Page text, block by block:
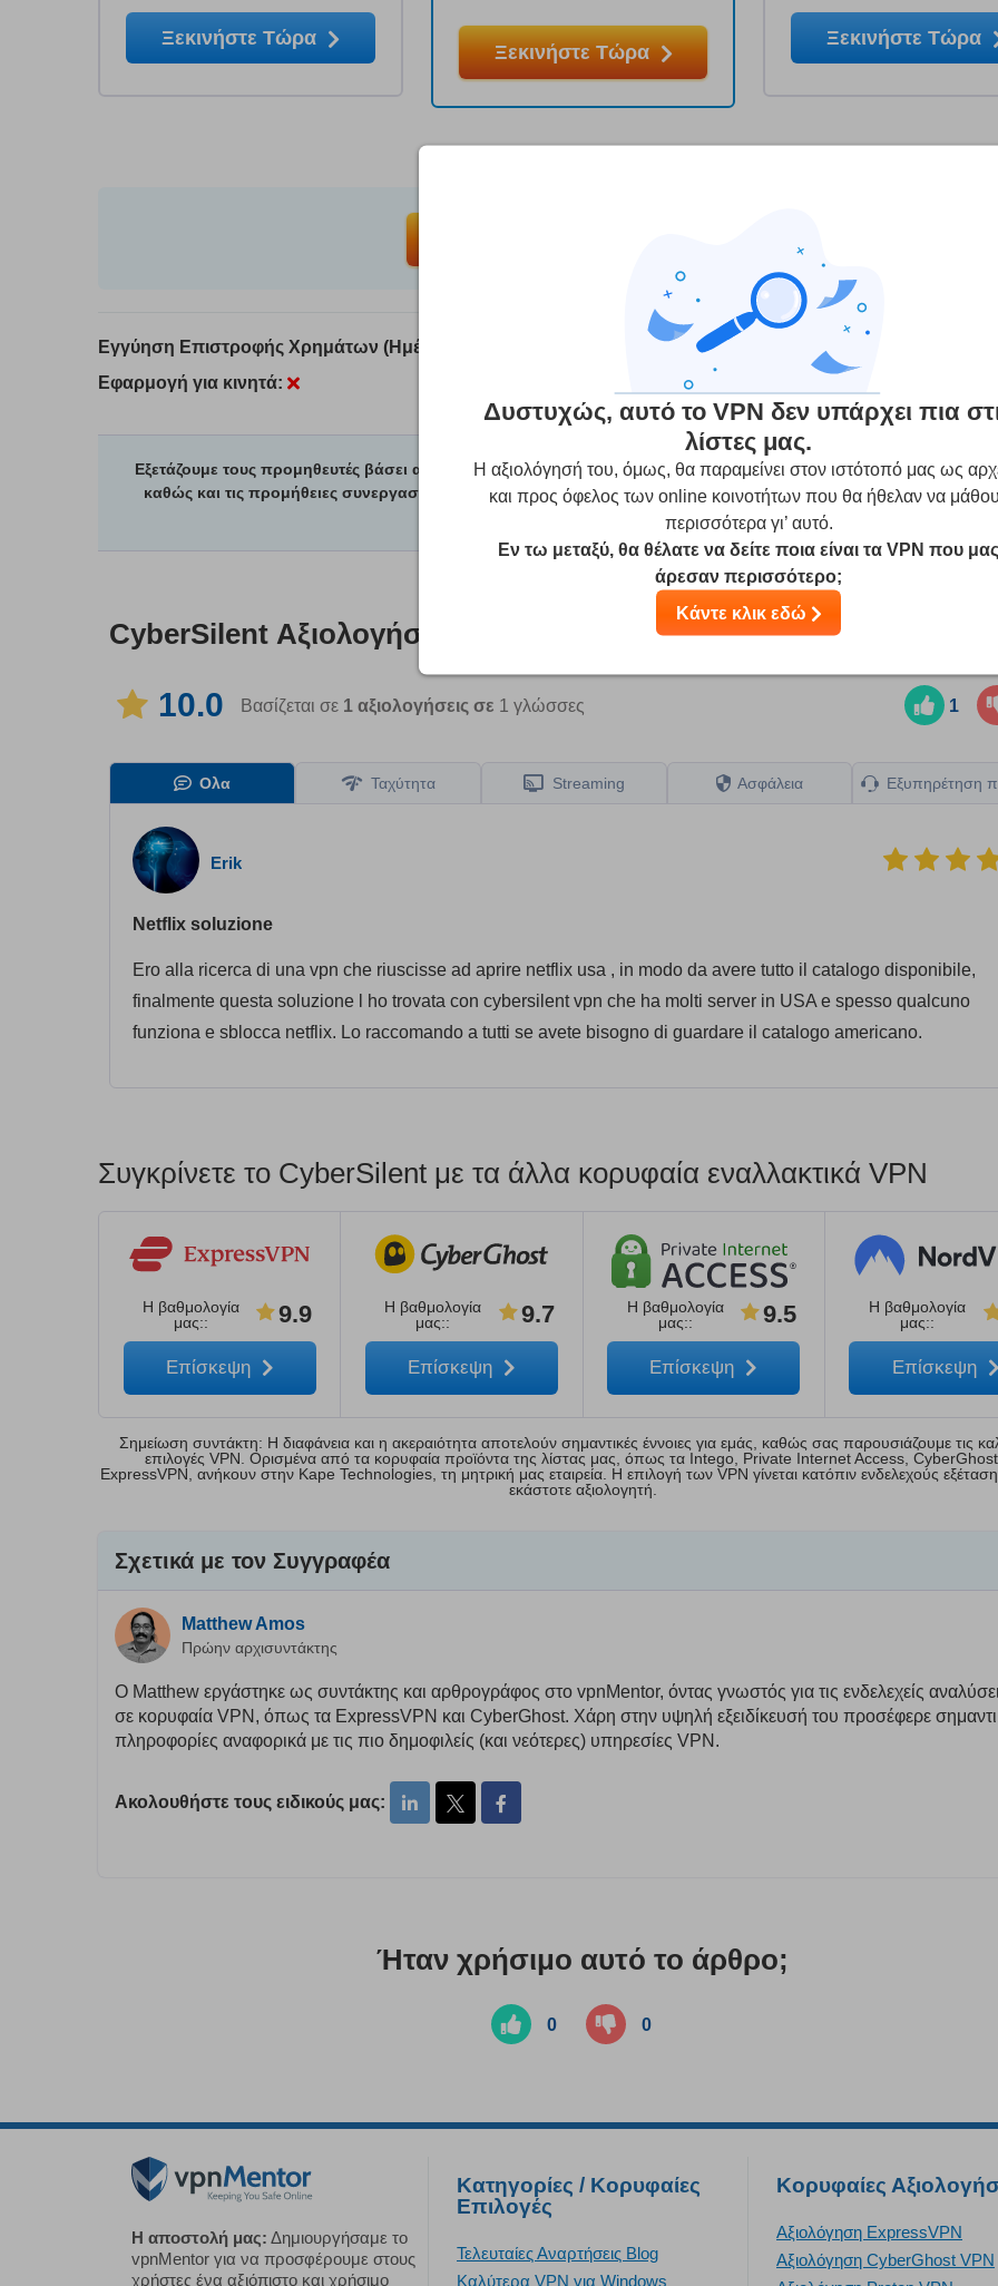
Ξεκινήστε Τώρα
Ξεκινήστε Τώρα Ξεκινήστε Τώρα
Εγγύηση Επιστροφής Χρημάτων (Ημέρες):
Εφαρμογή για κινητά:
Αριθμός συσκευών ανά άδεια:
Προσφορές VPN:
Εξετάζουμε τους προμηθευτές βάσει αυστηρών δοκιμών και ερευνών, λαμβάνοντας παράλληλα υπόψη τα
καθώς και τις προμήθειες συνεργασίας μας με τους παρόχους. Ορισμένοι από τους παρόχους ανήκουν στη
Μάθετε περισσότερα
CyberSilent Αξιολογήσεις χρηστών (Οι αξιολογήσεις των χρηστών δεν είναι επαληθευμένες)
10.0 Βασίζεται σε 1 αξιολογήσεις σε 1 γλώσσες 1
Ολα Ταχύτητα Streaming Ασφάλεια Εξυπηρέτηση
Erik
Netflix soluzione
Ero alla ricerca di una vpn che riuscisse ad aprire netflix usa , in modo da avere tutto il catalogo disponibile,
finalmente questa soluzione l ho trovata con cybersilent vpn che ha molti server in USA e spesso qualcuno
funziona e sblocca netflix. Lo raccomando a tutti se avete bisogno di guardare il catalogo americano.
Συγκρίνετε το CyberSilent με τα άλλα κορυφαία εναλλακτικά VPN
Η βαθμολογία
μας:: 9.9
Επίσκεψη
Η βαθμολογία
μας:: 9.7
Επίσκεψη
Η βαθμολογία
μας:: 9.5
Επίσκεψη
Η βαθμολογία
μας::
Επίσκεψη
Σημείωση συντάκτη: Η διαφάνεια και η ακεραιότητα αποτελούν σημαντικές έννοιες για εμάς, καθώς σας παρουσιάζουμε τις
επιλογές VPN. Ορισμένα από τα κορυφαία προϊόντα της λίστας μας, όπως τα Intego, Private Internet Access, CyberGhost
ExpressVPN, ανήκουν στην Kape Technologies, τη μητρική μας εταιρεία. Η επιλογή των VPN γίνεται κατόπιν ενδελεχούς
εκάστοτε αξιολογητή.
Σχετικά με τον Συγγραφέα
Matthew Amos
Πρώην αρχισυντάκτης
Ο Matthew εργάστηκε ως συντάκτης και αρθρογράφος στο vpnMentor, όντας γνωστός για τις ενδελεχείς
σε κορυφαία VPN, όπως τα ExpressVPN και CyberGhost. Χάρη στην υψηλή εξειδίκευσή του προσέφερε
πληροφορίες αναφορικά με τις πιο δημοφιλείς (και νεότερες) υπηρεσίες VPN.
Ακολουθήστε τους ειδικούς μας:
Ήταν χρήσιμο αυτό το άρθρο;
0 0
Δυστυχώς, αυτό το VPN δεν υπάρχει πια
λίστες μας.
Η αξιολόγησή του, όμως, θα παραμείνει στον ιστότοπό μας ως
και προς όφελος των online κοινοτήτων που θα ήθελαν να
περισσότερα γι’ αυτό.
Εν τω μεταξύ, θα θέλατε να δείτε ποια είναι τα VPN που μας
άρεσαν περισσότερο;
Κάντε κλικ εδώ
Η αποστολή μας: Δημιουργήσαμε το
vpnMentor για να προσφέρουμε στους
χρήστες ένα αξιόπιστο και χρήσιμο
Κατηγορίες / Κορυφαίες
Επιλογές
Τελευταίες Αναρτήσεις Blog
Καλύτερα VPN για Windows
Κορυφαίες
Αξιολόγηση ExpressVPN
Αξιολόγηση CyberGhost VPN